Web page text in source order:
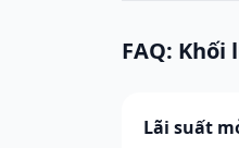
FAQ:
Lãi suất